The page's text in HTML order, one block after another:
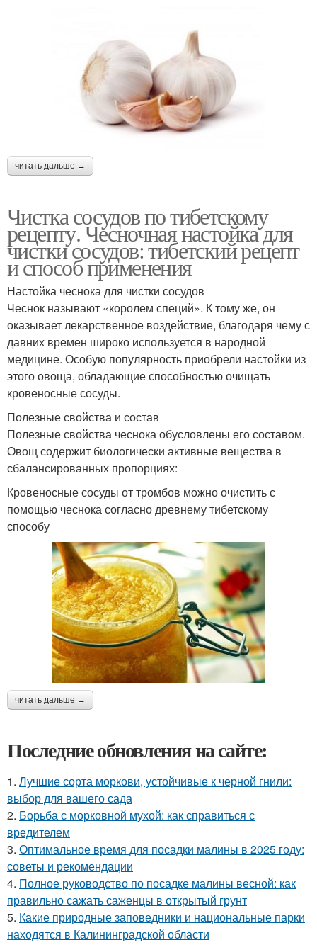
читать дальше →
Чистка сосудов по тибетскому
рецепту. Чесночная настойка для
чистки сосудов: тибетский рецепт
и способ применения
Настойка чеснока для чистки сосудов
Чеснок называют «королем специй». К тому же, он
оказывает лекарственное воздействие, благодаря чему с
давних времен широко используется в народной
медицине. Особую популярность приобрели настойки из
этого овоща, обладающие способностью очищать
кровеносные сосуды.
Полезные свойства и состав
Полезные свойства чеснока обусловлены его составом.
Овощ содержит биологически активные вещества в
сбалансированных пропорциях:
Кровеносные сосуды от тромбов можно очистить с
помощью чеснока согласно древнему тибетскому
способу
читать дальше →
Последние обновления на сайте:
1. Лучшие сорта моркови, устойчивые к черной гнили:
выбор для вашего сада
2. Борьба с морковной мухой: как справиться с
вредителем
3. Оптимальное время для посадки малины в 2025 году:
советы и рекомендации
4. Полное руководство по посадке малины весной: как
правильно сажать саженцы в открытый грунт
5. Какие природные заповедники и национальные парки
находятся в Калининградской области